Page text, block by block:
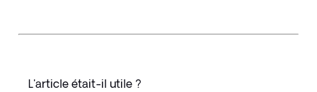
L'article était-il utile ?